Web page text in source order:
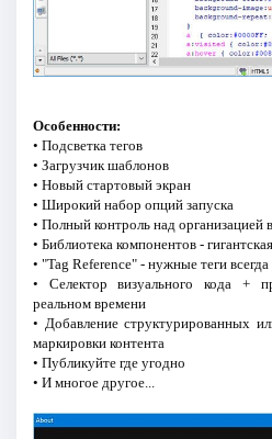
Особенности:
• Подсветка тегов
• Загрузчик шаблонов
• Новый стартовый экран
• Широкий набор опций запуска
• Полный контроль над организацией
• Библиотека компонентов -
• "Tag Reference" - нужные теги
• Селектор визуального кода +
реальном времени
• Добавление структурированных
маркировки контента
• Публикуйте где угодно
• И многое другое...